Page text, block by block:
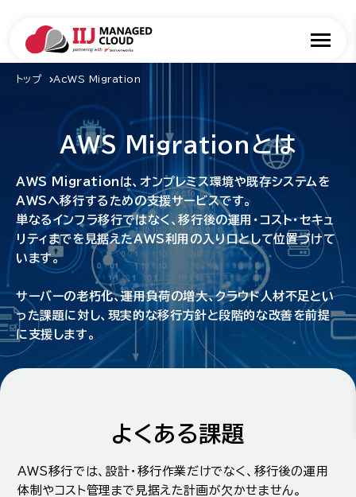
トップ AcWS Migration
AWS Migrationとは
AWS Migrationは、オンプレミス環境や既存システムを
AWSへ移行するための支援サービスです。
単なるインフラ移行ではなく、移行後の運用・コスト・セキュ
リティまでを見据えたAWS利用の入り口として位置づけて
います。
サーバーの老朽化、運用負荷の増大、クラウド人材不足とい
った課題に対し、現実的な移行方針と段階的な改善を前提
に支援します。
よくある課題
AWS移行では、設計・移行作業だけでなく、移行後の運用
体制やコスト管理まで見据えた計画が欠かせません。